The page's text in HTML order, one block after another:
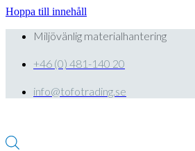
Hoppa till innehåll
Miljövänlig materialhantering
+46 (0) 481-140 20
info@tofotrading.se